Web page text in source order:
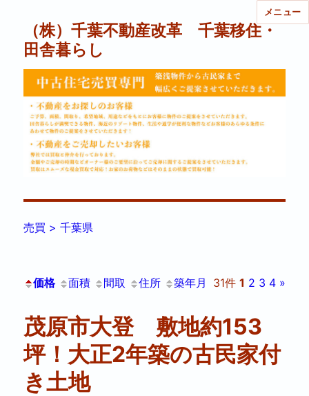
（株）千葉不動産改革 千葉移住・
田舎暮らし
メニュー
売買 > 千葉県
価格 面積 間取 住所 築年月 31件 1 2 3 4 »
茂原市大登 敷地約153
坪！大正2年築の古民家付
き土地